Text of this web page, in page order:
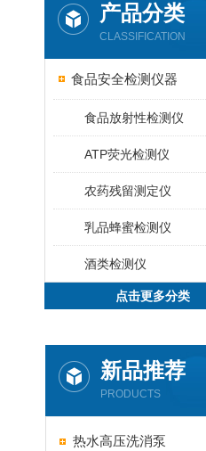
产品分类
CLASSIFICATION
食品安全检测仪器
食品放射性检测仪
ATP荧光检测仪
农药残留测定仪
乳品蜂蜜检测仪
酒类检测仪
点击更多分类
新品推荐
PRODUCTS
热水高压洗消泵